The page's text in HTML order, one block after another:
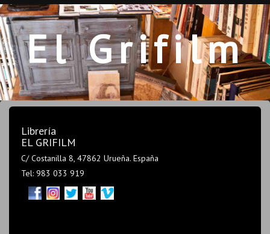
El Grifilm
Librería
EL GRIFILM
C/ Costanilla 8, 47862 Urueña. España
Tel: 983 033 919